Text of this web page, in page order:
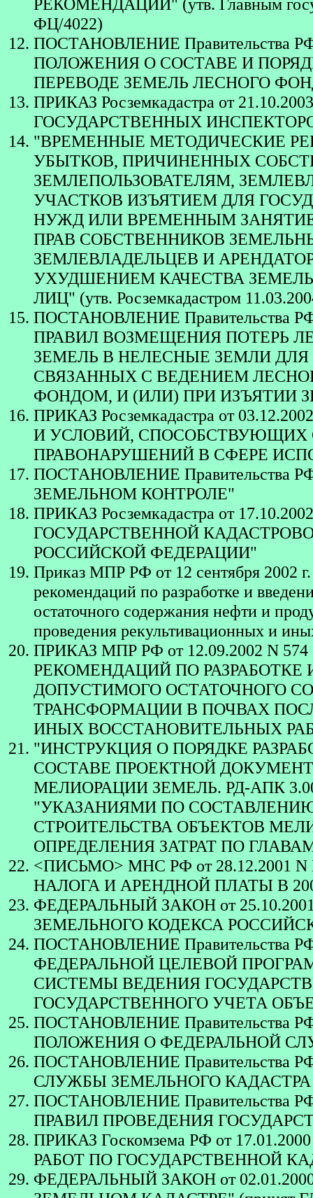
РЕКОМЕНДАЦИИ" (утв. Главным
ФЦ/4022)
ПОСТАНОВЛЕНИЕ Правительства
ПОЛОЖЕНИЯ О СОСТАВЕ И
ПЕРЕВОДЕ ЗЕМЕЛЬ ЛЕСНОГО
ПРИКАЗ Росземкадастра от
ГОСУДАРСТВЕННЫХ
"ВРЕМЕННЫЕ МЕТОДИЧЕСКИЕ
УБЫТКОВ, ПРИЧИНЕННЫХ
ЗЕМЛЕПОЛЬЗОВАТЕЛЯМ,
УЧАСТКОВ ИЗЪЯТИЕМ ДЛЯ
НУЖД ИЛИ ВРЕМЕННЫМ
ПРАВ СОБСТВЕННИКОВ
ЗЕМЛЕВЛАДЕЛЬЦЕВ И
УХУДШЕНИЕМ КАЧЕСТВА ЗЕМЕЛЬ
ЛИЦ" (утв. Росземкадастром
ПОСТАНОВЛЕНИЕ Правительства
ПРАВИЛ ВОЗМЕЩЕНИЯ ПОТЕРЬ
ЗЕМЕЛЬ В НЕЛЕСНЫЕ ЗЕМЛИ
СВЯЗАННЫХ С ВЕДЕНИЕМ
ФОНДОМ, И (ИЛИ) ПРИ ИЗЪЯТИИ
ПРИКАЗ Росземкадастра от
И УСЛОВИЙ,
ПРАВОНАРУШЕНИЙ В СФЕРЕ
ПОСТАНОВЛЕНИЕ Правительства
ЗЕМЕЛЬНОМ КОНТРОЛЕ"
ПРИКАЗ Росземкадастра от
ГОСУДАРСТВЕННОЙ
РОССИЙСКОЙ ФЕДЕРАЦИИ"
Приказ МПР РФ от 12 сентября 2002
рекомендаций по разработке и
остаточного содержания нефти и
проведения рекультивационных и
ПРИКАЗ МПР РФ от 12.09.2002 N
РЕКОМЕНДАЦИЙ ПО
ДОПУСТИМОГО ОСТАТОЧНОГО
ТРАНСФОРМАЦИИ В ПОЧВАХ
ИНЫХ ВОССТАНОВИТЕЛЬНЫХ
"ИНСТРУКЦИЯ О ПОРЯДКЕ
СОСТАВЕ ПРОЕКТНОЙ
МЕЛИОРАЦИИ ЗЕМЕЛЬ. РД-АПК
"УКАЗАНИЯМИ ПО
СТРОИТЕЛЬСТВА ОБЪЕКТОВ
ОПРЕДЕЛЕНИЯ ЗАТРАТ ПО
<ПИСЬМО> МНС РФ от 28.12.2001
НАЛОГА И АРЕНДНОЙ ПЛАТЫ В
ФЕДЕРАЛЬНЫЙ ЗАКОН от
ЗЕМЕЛЬНОГО КОДЕКСА
ПОСТАНОВЛЕНИЕ Правительства
ФЕДЕРАЛЬНОЙ ЦЕЛЕВОЙ
СИСТЕМЫ ВЕДЕНИЯ
ГОСУДАРСТВЕННОГО УЧЕТА
ПОСТАНОВЛЕНИЕ Правительства
ПОЛОЖЕНИЯ О ФЕДЕРАЛЬНОЙ
ПОСТАНОВЛЕНИЕ Правительства
СЛУЖБЫ ЗЕМЕЛЬНОГО
ПОСТАНОВЛЕНИЕ Правительства
ПРАВИЛ ПРОВЕДЕНИЯ
ПРИКАЗ Госкомзема РФ от
РАБОТ ПО ГОСУДАРСТВЕННОЙ
ФЕДЕРАЛЬНЫЙ ЗАКОН от